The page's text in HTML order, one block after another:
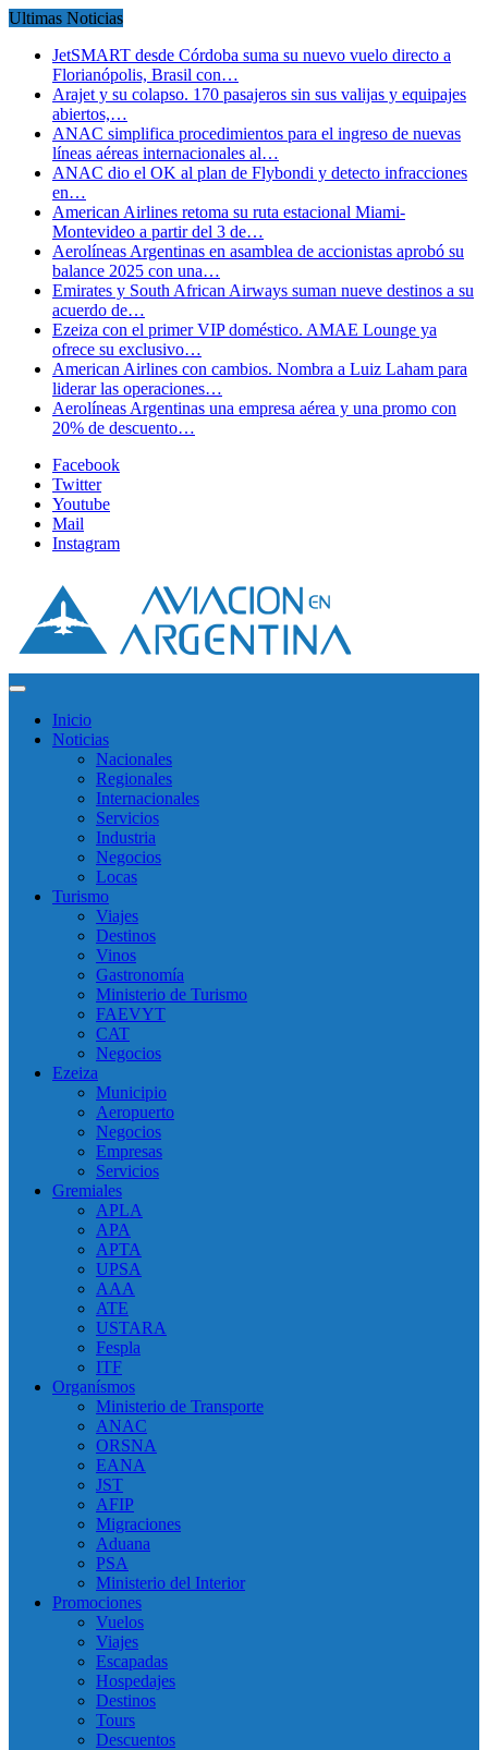
Ultimas Noticias
JetSMART desde Córdoba suma su nuevo vuelo directo a
Florianópolis, Brasil con…
Arajet y su colapso. 170 pasajeros sin sus valijas y equipajes
abiertos,…
ANAC simplifica procedimientos para el ingreso de nuevas
líneas aéreas internacionales al…
ANAC dio el OK al plan de Flybondi y detecto infracciones
en…
American Airlines retoma su ruta estacional Miami-
Montevideo a partir del 3 de…
Aerolíneas Argentinas en asamblea de accionistas aprobó su
balance 2025 con una…
Emirates y South African Airways suman nueve destinos a su
acuerdo de…
Ezeiza con el primer VIP doméstico. AMAE Lounge ya
ofrece su exclusivo…
American Airlines con cambios. Nombra a Luiz Laham para
liderar las operaciones…
Aerolíneas Argentinas una empresa aérea y una promo con
20% de descuento…
Facebook
Twitter
Youtube
Mail
Instagram
Inicio
Noticias
Nacionales
Regionales
Internacionales
Servicios
Industria
Negocios
Locas
Turismo
Viajes
Destinos
Vinos
Gastronomía
Ministerio de Turismo
FAEVYT
CAT
Negocios
Ezeiza
Municipio
Aeropuerto
Negocios
Empresas
Servicios
Gremiales
APLA
APA
APTA
UPSA
AAA
ATE
USTARA
Fespla
ITF
Organísmos
Ministerio de Transporte
ANAC
ORSNA
EANA
JST
AFIP
Migraciones
Aduana
PSA
Ministerio del Interior
Promociones
Vuelos
Viajes
Escapadas
Hospedajes
Destinos
Tours
Descuentos